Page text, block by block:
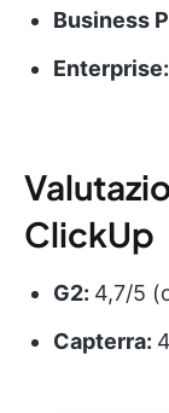
Business
Enterprise:
ClickUp
G2: 4,7/5
Capterra: